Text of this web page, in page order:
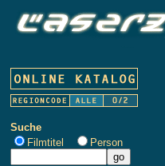
Suche
Filmtitel
Person